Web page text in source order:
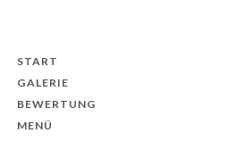
START
GALERIE
BEWERTUNG
MENÜ